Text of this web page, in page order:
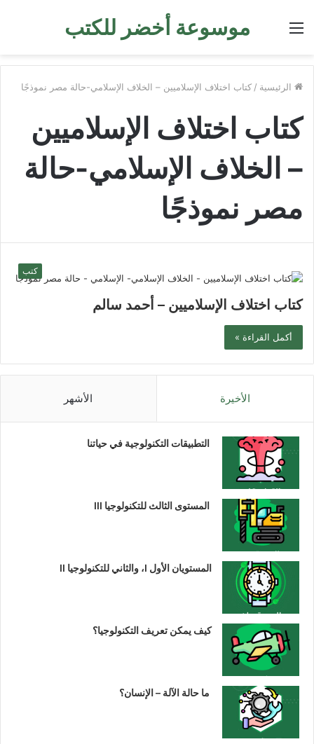
موسوعة أخضر للكتب القائمة
الرئيسية / كتاب اختلاف الإسلاميين – الخلاف الإسلامي-حالة مصر نموذجًا
كتاب اختلاف الإسلاميين
– الخلاف الإسلامي-حالة
مصر نموذجًا
كتب
كتاب اختلاف الإسلاميين – أحمد سالم
أكمل القراءة »
الأخيرة الأشهر
التطبيقات التكنولوجية في حياتنا
المستوى الثالث للتكنولوجيا III
المستويان الأول I، والثاني للتكنولوجيا II
كيف يمكن تعريف التكنولوجيا؟
ما حالة الآلة – الإنسان؟